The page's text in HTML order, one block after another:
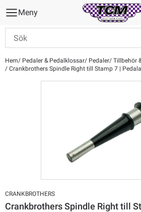
Meny
Hem Pedaler & Pedalklossar Pedaler Tillbehör
Crankbrothers Spindle Right till Stamp 7 |
CRANKBROTHERS
Crankbrothers Spindle Right till